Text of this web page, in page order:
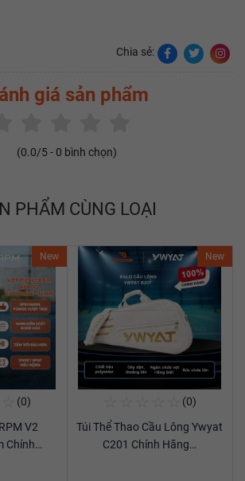
Chia sẻ:
giá sản phẩm
(0.0/5 - 0 bình chọn)
PHẨM CÙNG LOẠI
New
(0)
V2
Chính…
New
(0)
Túi Thể Thao Cầu Lông Ywyat
C201 Chính Hãng…